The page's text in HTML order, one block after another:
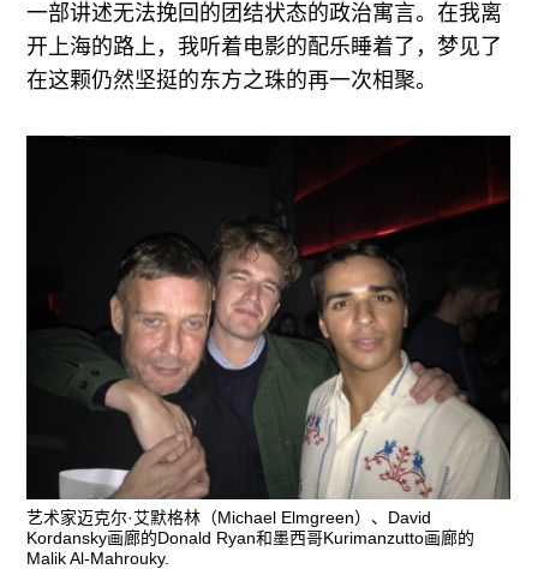
一部讲述无法挽回的团结状态的政治寓言。在我离
开上海的路上，我听着电影的配乐睡着了，梦见了
在这颗仍然坚挺的东方之珠的再一次相聚。
艺术家迈克尔·艾默格林（Michael Elmgreen）、David
Kordansky画廊的Donald Ryan和墨西哥Kurimanzutto画廊的
Malik Al-Mahrouky.